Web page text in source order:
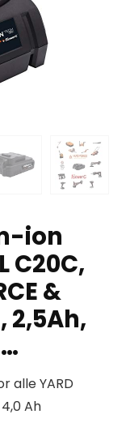
ion
C20C,
&
2,5Ah,
alle YARD
Ah